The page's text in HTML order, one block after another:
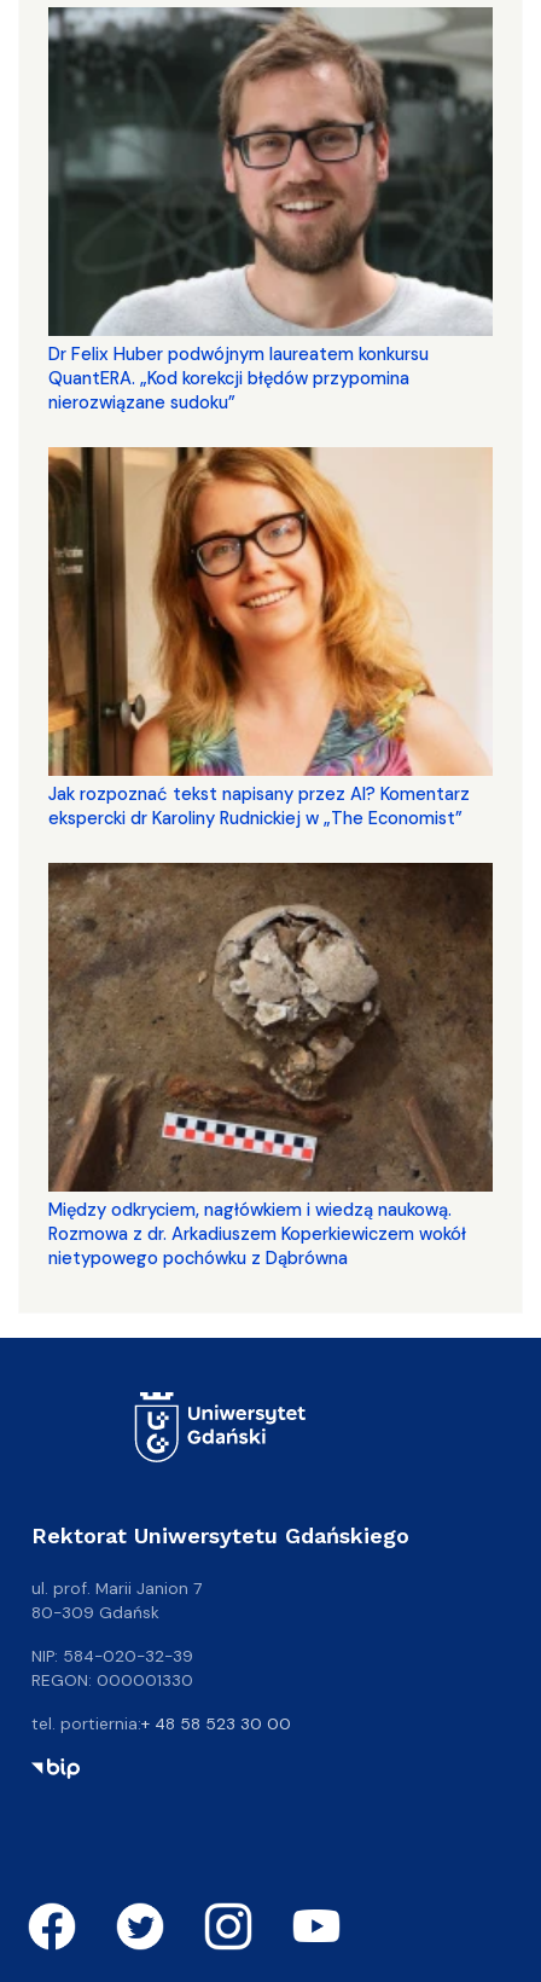
Dr Felix Huber podwójnym laureatem konkursu
QuantERA. „Kod korekcji błędów przypomina
nierozwiązane sudoku”
Jak rozpoznać tekst napisany przez AI? Komentarz
ekspercki dr Karoliny Rudnickiej w „The Economist”
Między odkryciem, nagłówkiem i wiedzą naukową.
Rozmowa z dr. Arkadiuszem Koperkiewiczem wokół
nietypowego pochówku z Dąbrówna
Rektorat Uniwersytetu Gdańskiego
ul. prof. Marii Janion 7
80-309 Gdańsk
NIP: 584-020-32-39
REGON: 000001330
tel. portiernia:+ 48 58 523 30 00